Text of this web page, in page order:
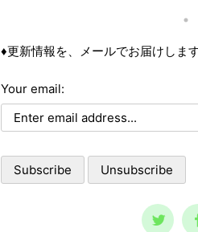
は、それら個々の事情に取り組
ておくべき内容です。 自殺の
人は、どういう時に自殺に至
るのか？ その精神状態を詳し
る人にとって、決して無駄には
なりません。 一般的に広ま
ラ
滅
て
ス
♦更新情報を、メールでお届けします
Your email: